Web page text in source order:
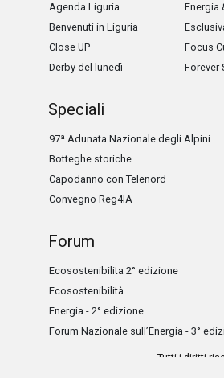
Agenda Liguria
Benvenuti in Liguria
Close UP
Derby del lunedì
Energia
Focus
Forever
Speciali
97ª Adunata Nazionale degli Alpini
Botteghe storiche
Capodanno con Telenord
Convegno Reg4IA
Forum
Ecosostenibilita 2° edizione
Ecosostenibilità
Energia - 2° edizione
Forum Nazionale sull’Energia - 3°
Tutti i diritti